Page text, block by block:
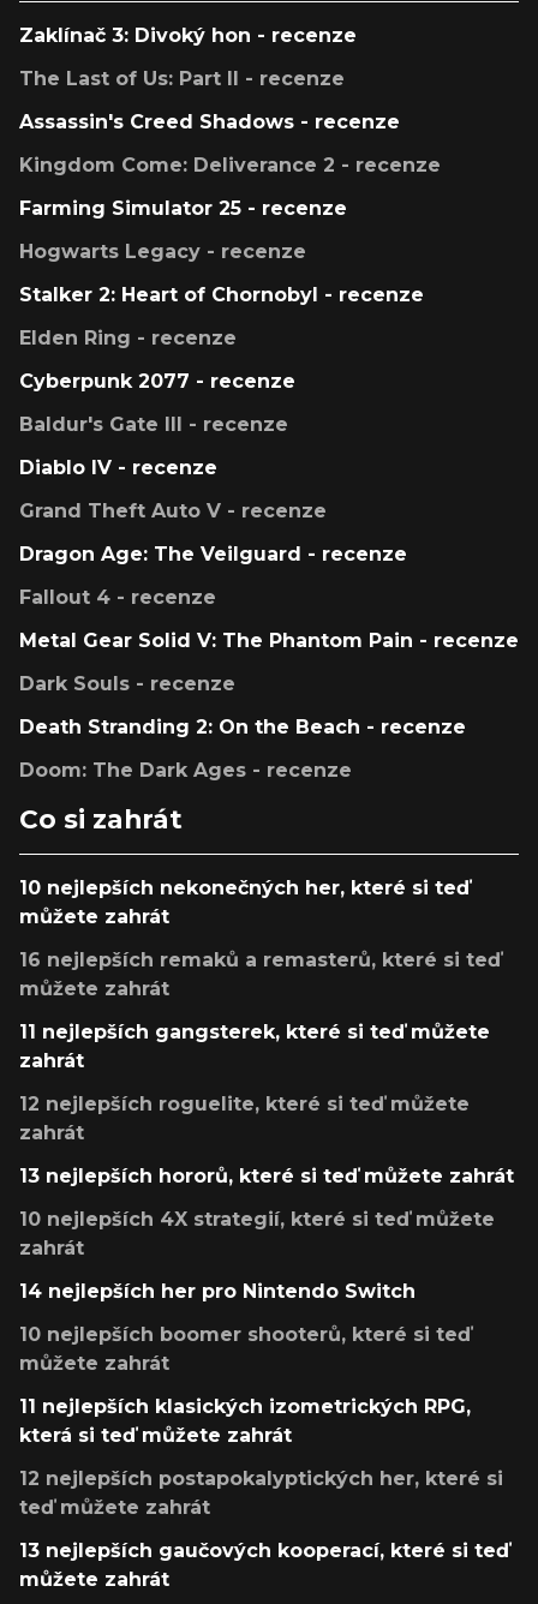
Zaklínač 3: Divoký hon - recenze
The Last of Us: Part II - recenze
Assassin's Creed Shadows - recenze
Kingdom Come: Deliverance 2 - recenze
Farming Simulator 25 - recenze
Hogwarts Legacy - recenze
Stalker 2: Heart of Chornobyl - recenze
Elden Ring - recenze
Cyberpunk 2077 - recenze
Baldur's Gate III - recenze
Diablo IV - recenze
Grand Theft Auto V - recenze
Dragon Age: The Veilguard - recenze
Fallout 4 - recenze
Metal Gear Solid V: The Phantom Pain - recenze
Dark Souls - recenze
Death Stranding 2: On the Beach - recenze
Doom: The Dark Ages - recenze
Co si zahrát
10 nejlepších nekonečných her, které si teď
můžete zahrát
16 nejlepších remaků a remasterů, které si teď
můžete zahrát
11 nejlepších gangsterek, které si teď můžete
zahrát
12 nejlepších roguelite, které si teď můžete
zahrát
13 nejlepších hororů, které si teď můžete zahrát
10 nejlepších 4X strategií, které si teď můžete
zahrát
14 nejlepších her pro Nintendo Switch
10 nejlepších boomer shooterů, které si teď
můžete zahrát
11 nejlepších klasických izometrických RPG,
která si teď můžete zahrát
12 nejlepších postapokalyptických her, které si
teď můžete zahrát
13 nejlepších gaučových kooperací, které si teď
můžete zahrát